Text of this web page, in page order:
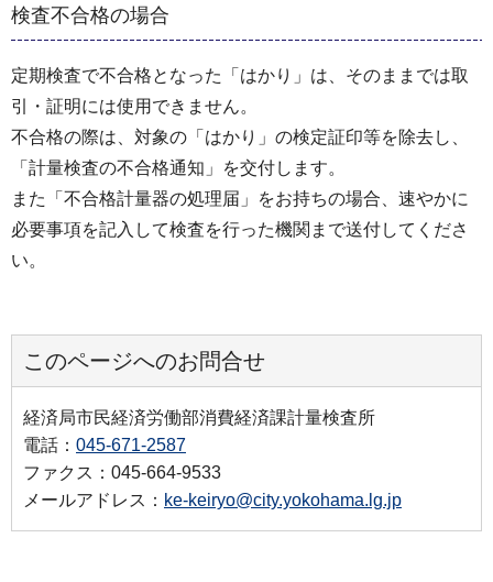
検査不合格の場合
定期検査で不合格となった「はかり」は、そのままでは取
引・証明には使用できません。
不合格の際は、対象の「はかり」の検定証印等を除去し、
「計量検査の不合格通知」を交付します。
また「不合格計量器の処理届」をお持ちの場合、速やかに
必要事項を記入して検査を行った機関まで送付してくださ
い。
このページへのお問合せ
経済局市民経済労働部消費経済課計量検査所
電話： 045-671-2587
ファクス：045-664-9533
メールアドレス： ke-keiryo@city.yokohama.lg.jp